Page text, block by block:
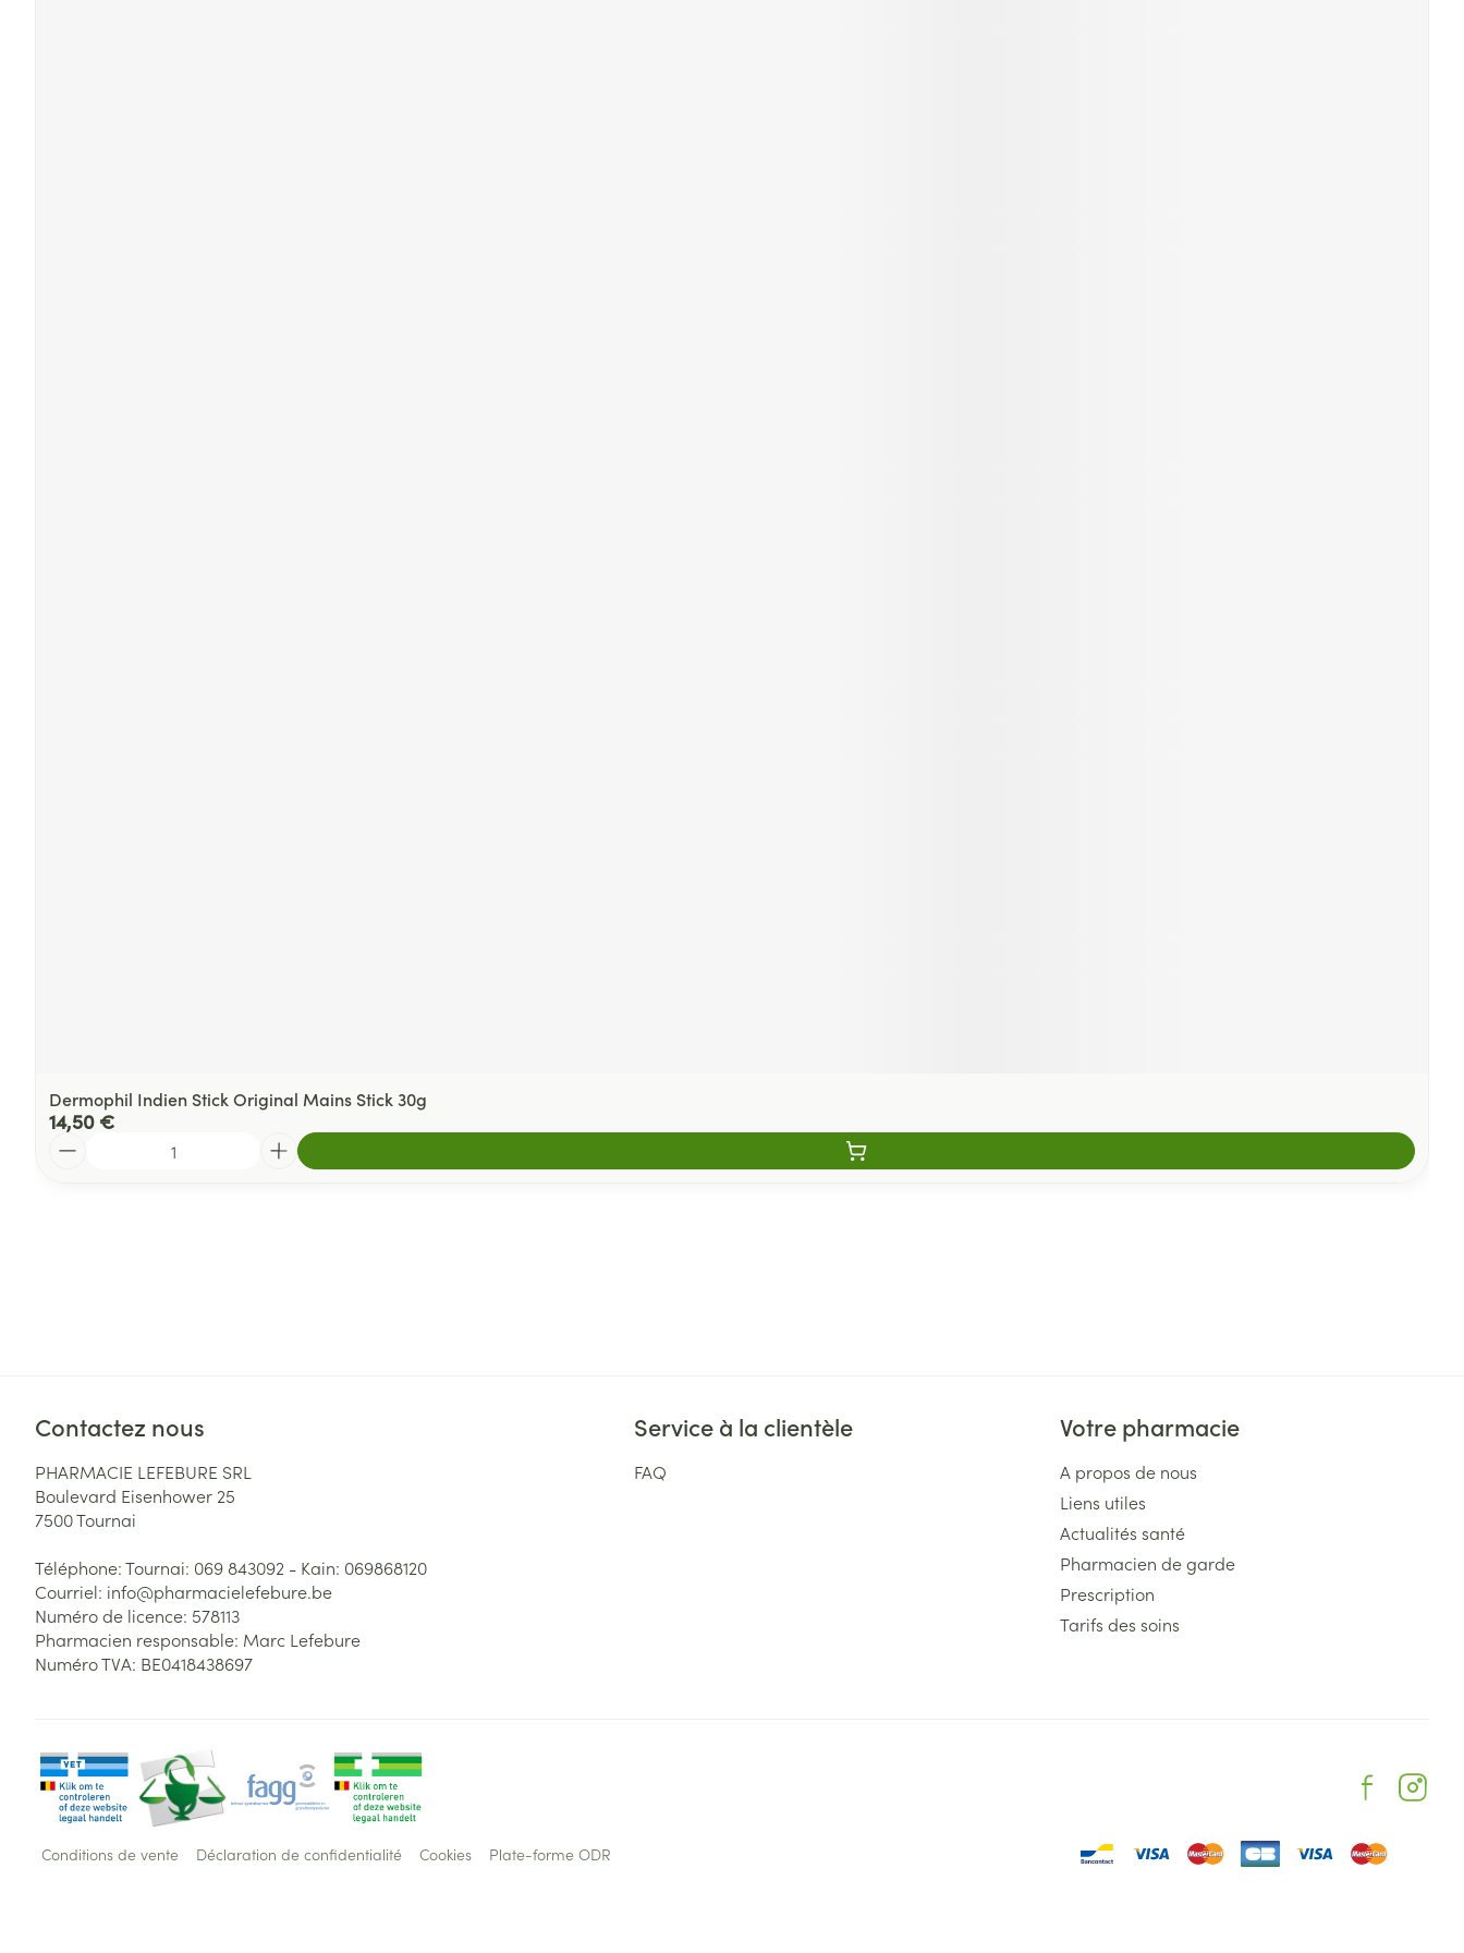
Dermophil Indien Stick Original Mains Stick 30g
14,50 €
Contactez nous
PHARMACIE LEFEBURE SRL
Boulevard Eisenhower 25
7500Tournai
Téléphone:Tournai: 069 843092 - Kain: 069868120
Courriel: info@pharmacielefebure.be
Numéro de licence: 578113
Pharmacien responsable: Marc Lefebure
Numéro TVA: BE0418438697
Service à la clientèle
FAQ
Votre pharmacie
A propos de nous
Liens utiles
Actualités santé
Pharmacien de garde
Prescription
Tarifs des soins
Conditions de vente Déclaration de confidentialité Cookies Plate-forme ODR